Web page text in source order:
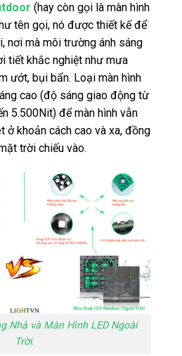
(hay còn gọi là màn hình
tên gọi, nó được thiết kế để
nơi mà môi trường ánh sáng
tiết khắc nghiệt như mưa
ướt, bụi bẩn. Loại màn hình
cao (độ sáng giao động từ
5.500Nit) để màn hình vẫn
ở khoản cách cao và xa, đồng
trời chiếu vào.
Nhà và Màn Hình LED Ngoài
Trời.